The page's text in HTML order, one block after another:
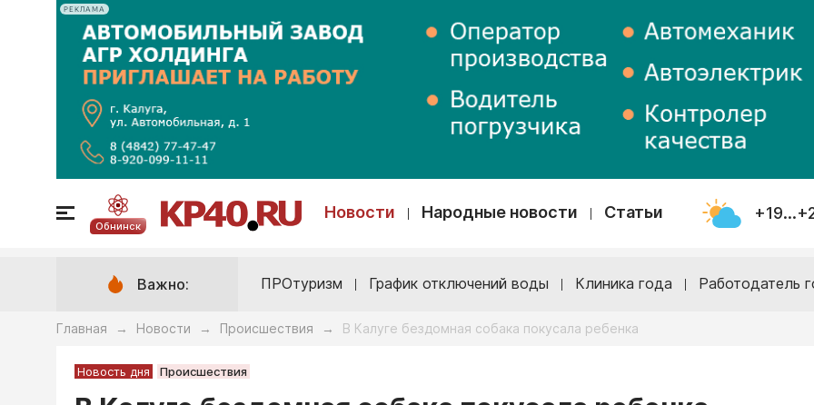
РЕКЛАМА
Обнинск
Новости Народные новости Статьи
Важно: ПРОтуризм График отключений воды Клиника года Работодатель
Главная → Новости → Происшествия → В Калуге бездомная собака покусала ребенка
Новость дня Происшествия